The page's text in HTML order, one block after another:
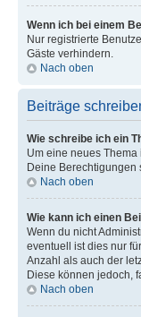
Wenn ich bei einem
Nur registrierte
Gäste verhindern.
Nach oben
Beiträge
Wie schreibe ich ein
Um eine neues
Deine Berechtigungen
Nach oben
Wie kann ich einen
Wenn du nicht
eventuell ist dies nur
Anzahl als auch der
Diese können jedoch,
Nach oben